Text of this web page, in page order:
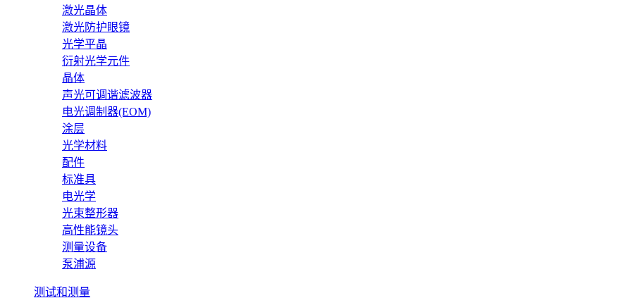
激光晶体
激光防护眼镜
光学平晶
衍射光学元件
晶体
声光可调谐滤波器
电光调制器(EOM)
涂层
光学材料
配件
标准具
电光学
光束整形器
高性能镜头
测量设备
泵浦源
测试和测量